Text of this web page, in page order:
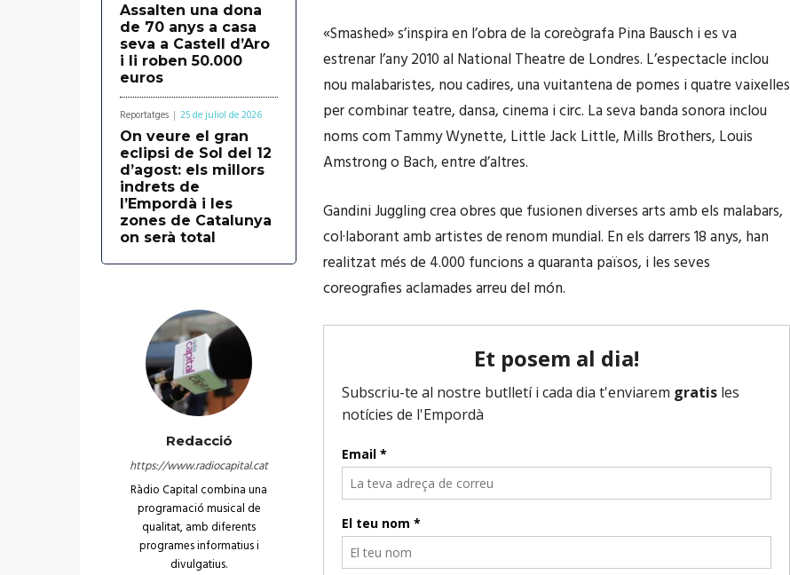
Assalten una dona
de 70 anys a casa
seva a Castell d’Aro
i li roben 50.000
euros
Reportatges 25 de juliol de 2026
On veure el gran
eclipsi de Sol del 12
d’agost: els millors
indrets de
l’Empordà i les
zones de Catalunya
on serà total
Redacció
https://www.radiocapital.cat
Ràdio Capital combina una
programació musical de
qualitat, amb diferents
programes informatius i
divulgatius.
«Smashed» s’inspira en l’obra de la coreògrafa Pina Bausch i es va
estrenar l’any 2010 al National Theatre de Londres. L’espectacle inclou
nou malabaristes, nou cadires, una vuitantena de pomes i quatre vaixelles
per combinar teatre, dansa, cinema i circ. La seva banda sonora inclou
noms com Tammy Wynette, Little Jack Little, Mills Brothers, Louis
Amstrong o Bach, entre d’altres.
Gandini Juggling crea obres que fusionen diverses arts amb els malabars,
col·laborant amb artistes de renom mundial. En els darrers 18 anys, han
realitzat més de 4.000 funcions a quaranta països, i les seves
coreografies aclamades arreu del món.